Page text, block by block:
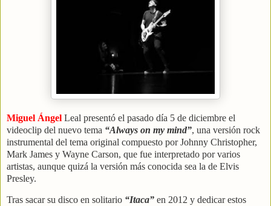
Miguel Ángel Leal presentó el pasado día 5 de diciembre el
videoclip del nuevo tema “Always on my mind”, una versión rock
instrumental del tema original compuesto por Johnny Christopher,
Mark James y Wayne Carson, que fue interpretado por varios
artistas, aunque quizá la versión más conocida sea la de Elvis
Presley.
Tras sacar su disco en solitario “Itaca” en 2012 y dedicar estos